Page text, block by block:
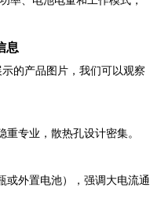
息
的产品图片，我们可以观察
重专业，散热孔设计密集。
或外置电池），强调大电流通